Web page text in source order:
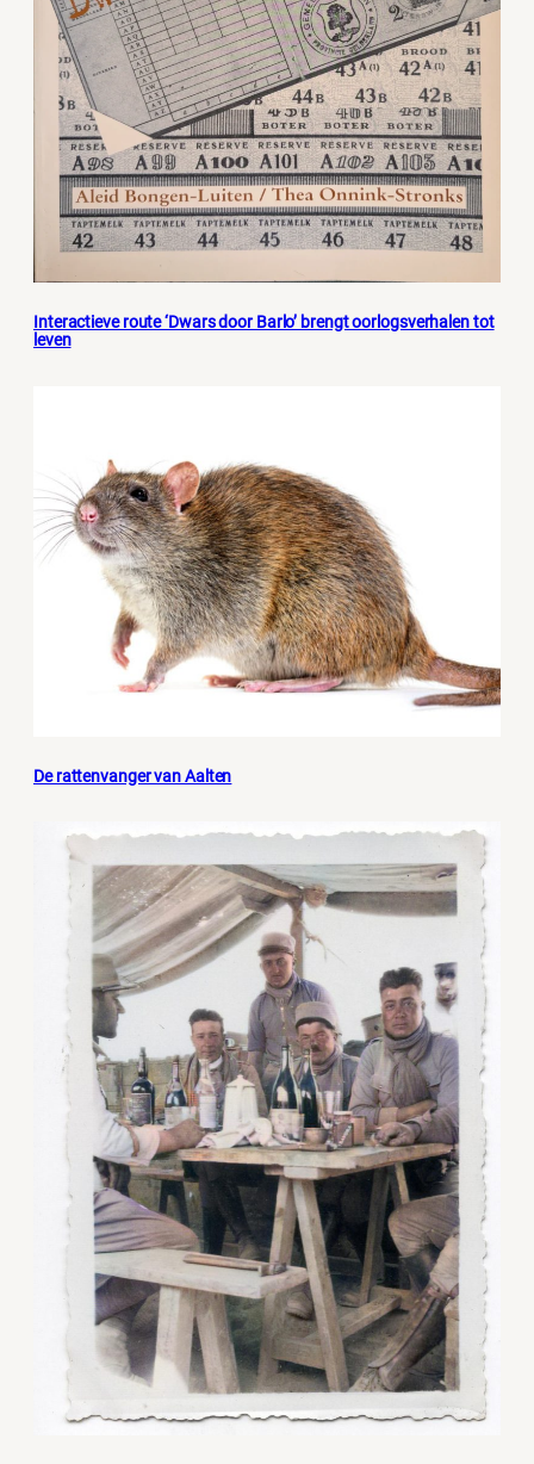
Interactieve route ‘Dwars door Barlo’ brengt oorlogsverhalen tot
leven
De rattenvanger van Aalten